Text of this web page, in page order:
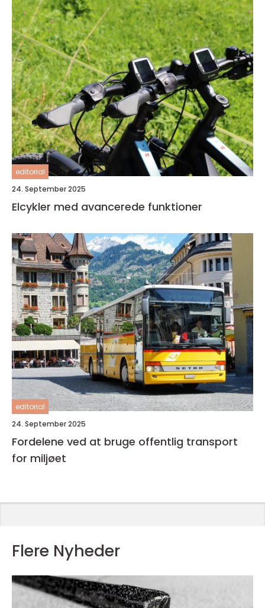
editorial
24. September 2025
Elcykler med avancerede funktioner
editorial
24. September 2025
Fordelene ved at bruge offentlig transport
for miljøet
Flere Nyheder